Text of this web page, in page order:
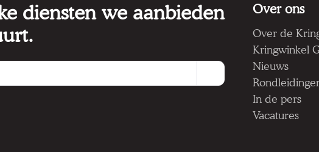
diensten we aanbieden
Over ons
Over de
Kringwinkel
Nieuws
In de pers
Vacatures